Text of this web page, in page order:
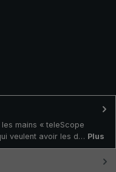
mains « teleScope
veulent avoir les d… Plus